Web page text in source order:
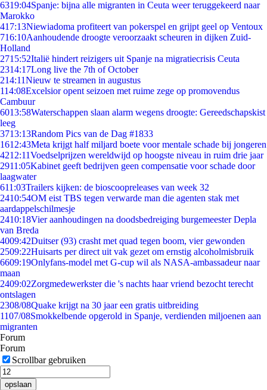
6319:04Spanje: bijna alle migranten in Ceuta weer teruggekeerd naar
Marokko
417:13Niewiadoma profiteert van pokerspel en grijpt geel op Ventoux
716:10Aanhoudende droogte veroorzaakt scheuren in dijken Zuid-
Holland
2715:52Italië hindert reizigers uit Spanje na migratiecrisis Ceuta
2314:17Long live the 7th of October
214:11Nieuw te streamen in augustus
114:08Excelsior opent seizoen met ruime zege op promovendus
Cambuur
6013:58Waterschappen slaan alarm wegens droogte: Gereedschapskist
leeg
3713:13Random Pics van de Dag #1833
1612:43Meta krijgt half miljard boete voor mentale schade bij jongeren
4212:11Voedselprijzen wereldwijd op hoogste niveau in ruim drie jaar
2911:05Kabinet geeft bedrijven geen compensatie voor schade door
laagwater
611:03Trailers kijken: de bioscoopreleases van week 32
2410:54OM eist TBS tegen verwarde man die agenten stak met
aardappelschilmesje
2410:18Vier aanhoudingen na doodsbedreiging burgemeester Depla
van Breda
4009:42Duitser (93) crasht met quad tegen boom, vier gewonden
2509:22Huisarts per direct uit vak gezet om ernstig alcoholmisbruik
6609:19Onlyfans-model met G-cup wil als NASA-ambassadeur naar
maan
2409:02Zorgmedewerkster die 's nachts haar vriend bezocht terecht
ontslagen
2308/08Quake krijgt na 30 jaar een gratis uitbreiding
1107/08Smokkelbende opgerold in Spanje, verdienden miljoenen aan
migranten
Forum
Forum
Scrollbar gebruiken
opslaan